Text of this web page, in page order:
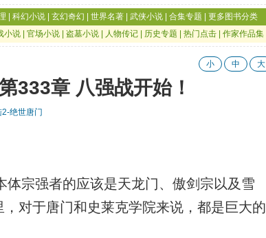
科幻小说 玄幻奇幻 世界名著 武侠小说 合集专题
更多图书分类
小说 官场小说 盗墓小说 人物传记 历史专题 热门点击 作家作品集
小 中 大
333章 八强战开始！
绝世唐门
宗强者的应该是天龙门、傲剑宗以及雪
对于唐门和史莱克学院来说，都是巨大的